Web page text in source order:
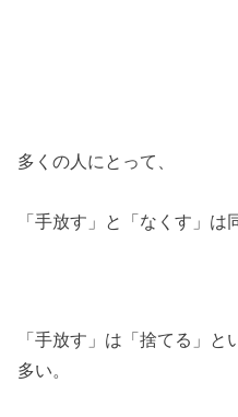
多くの人にとって、
「手放す」と「なくす」は
「手放す」は「捨てる」
多い。